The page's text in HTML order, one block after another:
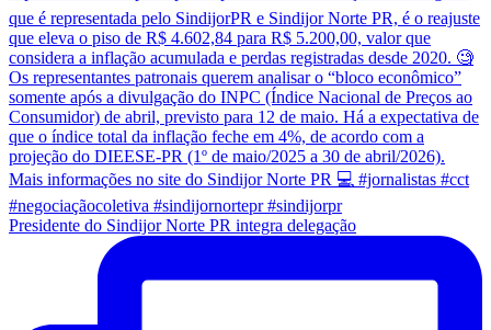
Presidente do Sindijor Norte PR integra delegação